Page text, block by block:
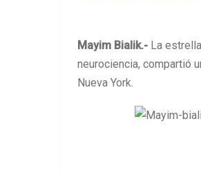
Mayim Bialik.- La
neurociencia, compartió
Nueva York.